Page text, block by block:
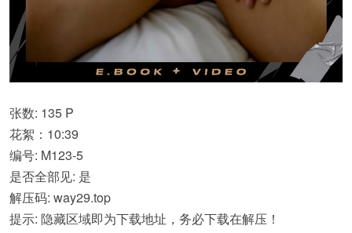
张数: 135 P
花絮：10:39
编号: M123-5
是否全部见: 是
解压码: way29.top
提示: 隐藏区域即为下载地址，务必下载在解压！